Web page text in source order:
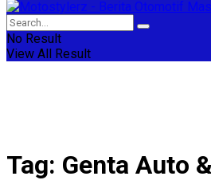
No Result
View All Result
Tag: Genta Auto